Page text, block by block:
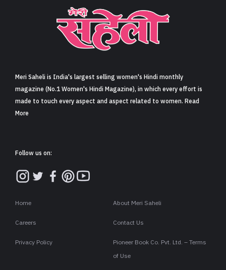
Meri Saheli is India's largest selling women's Hindi monthly
magazine (No.1 Women's Hindi Magazine), in which every effort is
made to touch every aspect and aspect related to women. Read
More
Follow us on:
Home About Meri Saheli
Careers Contact Us
Privacy Policy
Pioneer Book Co. Pvt. Ltd. – Terms
of Use